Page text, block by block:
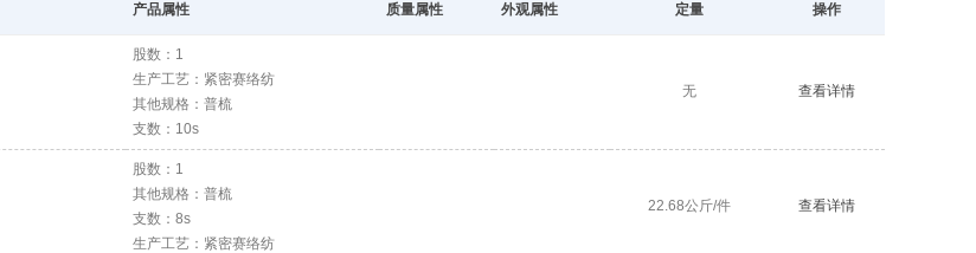
产品属性 质量属性 外观属性 定量 操作
股数：1
生产工艺：紧密赛络纺
其他规格：普梳
支数：10s
无 查看详情
股数：1
其他规格：普梳
支数：8s
生产工艺：紧密赛络纺
22.68公斤/件 查看详情